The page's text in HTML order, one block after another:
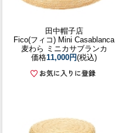
田中帽子店
Fico(フィコ) Mini Casablanca
麦わら ミニカサブランカ
価格11,000円(税込)